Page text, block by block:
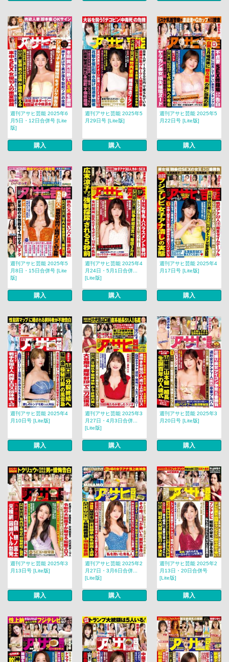
週刊アサヒ芸能 2025年6
月5日・12日合併号 [Lite
版]
購入
週刊アサヒ芸能 2025年5
月29日号 [Lite版]
購入
週刊アサヒ芸能 2025年5
月22日号 [Lite版]
購入
週刊アサヒ芸能 2025年5
月8日・15日合併号 [Lite
版]
購入
週刊アサヒ芸能 2025年4
月24日・5月1日合併...
[Lite版]
購入
週刊アサヒ芸能 2025年4
月17日号 [Lite版]
購入
週刊アサヒ芸能 2025年4
月10日号 [Lite版]
購入
週刊アサヒ芸能 2025年3
月27日・4月3日合併...
[Lite版]
購入
週刊アサヒ芸能 2025年3
月20日号 [Lite版]
購入
週刊アサヒ芸能 2025年3
月13日号 [Lite版]
購入
週刊アサヒ芸能 2025年2
月27日・3月6日合併...
[Lite版]
購入
週刊アサヒ芸能 2025年2
月13日・20日合併号
[Lite版]
購入